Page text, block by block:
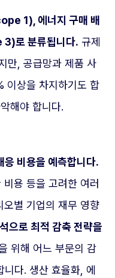
1), 에너지 구매 배
로 분류됩니다. 규제
만, 공급망과 제품 사
상을 차지하기도 합
해야 합니다.
응 비용을 예측합니다.
용 등을 고려한 여러
오별 기업의 재무 영향
으로 최적 감축 전략을
위해 어느 부문의 감
다. 생산 효율화, 에